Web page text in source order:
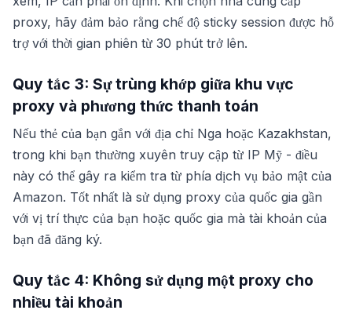
proxy, hãy đảm bảo rằng chế độ sticky session được hỗ
trợ với thời gian phiên từ 30 phút trở lên.
Quy tắc 3: Sự trùng khớp giữa khu vực
proxy và phương thức thanh toán
Nếu thẻ của bạn gắn với địa chỉ Nga hoặc Kazakhstan,
trong khi bạn thường xuyên truy cập từ IP Mỹ - điều
này có thể gây ra kiểm tra từ phía dịch vụ bảo mật của
Amazon. Tốt nhất là sử dụng proxy của quốc gia gần
với vị trí thực của bạn hoặc quốc gia mà tài khoản của
bạn đã đăng ký.
Quy tắc 4: Không sử dụng một proxy cho
nhiều tài khoản